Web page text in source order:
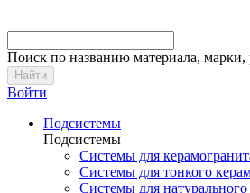
Поиск по названию материала, марки,
Войти
Подсистемы
Подсистемы
Системы для
Системы для тонкого
Системы для